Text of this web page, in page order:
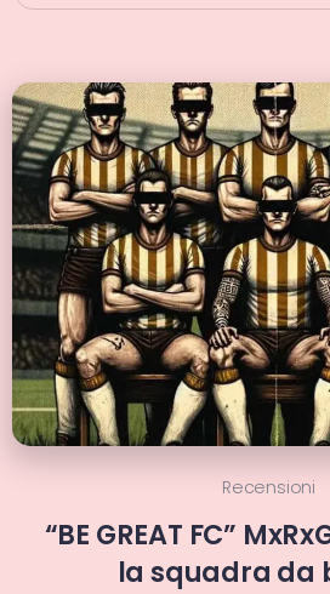
Recensioni
“BE GREAT FC”
la squadra da